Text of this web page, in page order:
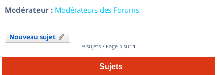
Modérateur : Modérateurs des Forums
Nouveau sujet
9 sujets • Page 1 sur 1
Sujets